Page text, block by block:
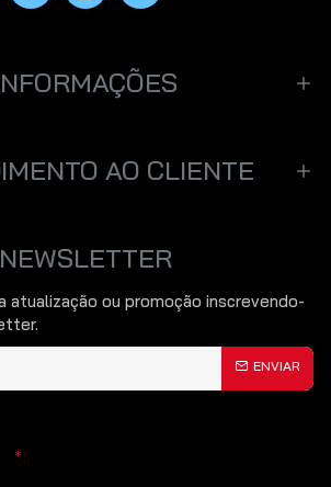
AO CLIENTE
NEWSLETTER
atualização ou promoção inscrevendo-
ENVIAR